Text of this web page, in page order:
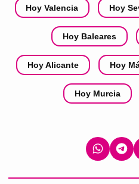
Hoy Valencia Hoy
Hoy Baleares
Hoy Alicante Hoy
Hoy Murcia